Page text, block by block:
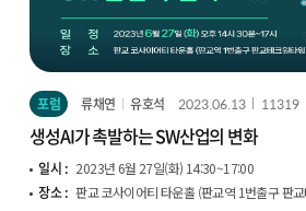
포럼 류채연 유호석 2023.06.13 11319
생성AI가 촉발하는 SW산업의 변화
일시 : 2023년 6월 27일(화) 14:30~17:00
장소 : 판교 코사이어티 타운홀 (판교역 1번출구 판